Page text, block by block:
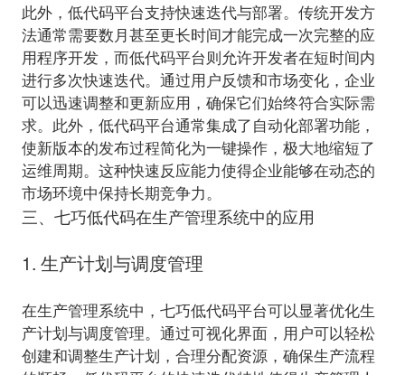
此外，低代码平台支持快速迭代与部署。传统开发方
法通常需要数月甚至更长时间才能完成一次完整的应
用程序开发，而低代码平台则允许开发者在短时间内
进行多次快速迭代。通过用户反馈和市场变化，企业
可以迅速调整和更新应用，确保它们始终符合实际需
求。此外，低代码平台通常集成了自动化部署功能，
使新版本的发布过程简化为一键操作，极大地缩短了
运维周期。这种快速反应能力使得企业能够在动态的
市场环境中保持长期竞争力。
三、七巧低代码在生产管理系统中的应用
1. 生产计划与调度管理
在生产管理系统中，七巧低代码平台可以显著优化生
产计划与调度管理。通过可视化界面，用户可以轻松
创建和调整生产计划，合理分配资源，确保生产流程